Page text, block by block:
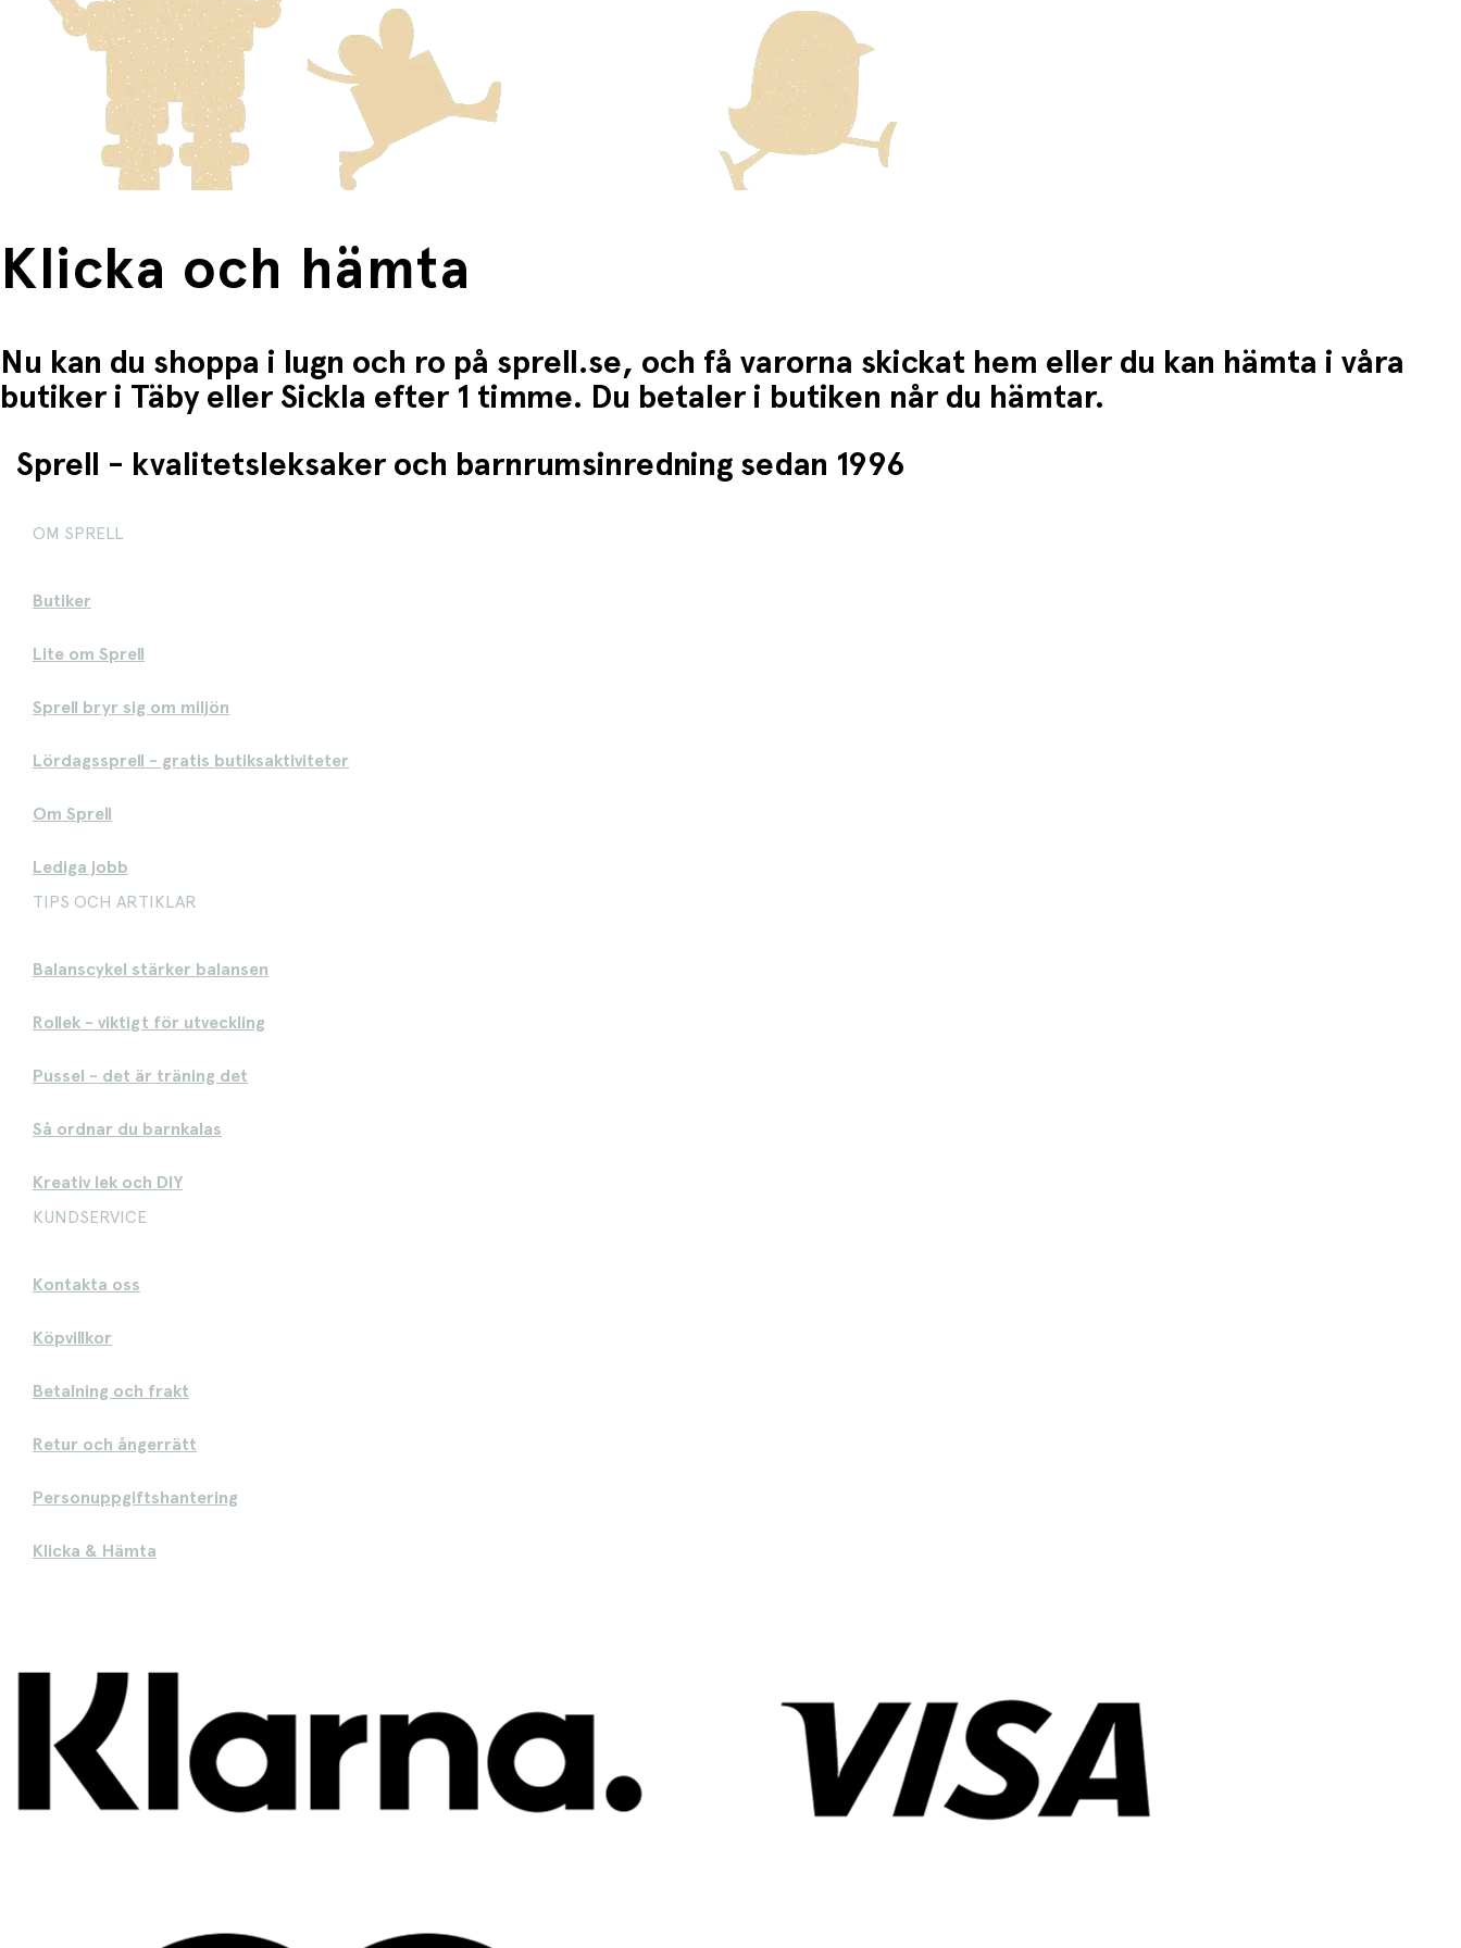
Fri frakt när du handlar för mer än 1500:-
Klicka och hämta
Nu kan du shoppa i lugn och ro på sprell.se, och få varorna skickat hem eller du kan hämta i våra
butiker i Täby eller Sickla efter 1 timme. Du betaler i butiken når du hämtar.
Sprell - kvalitetsleksaker och barnrumsinredning sedan 1996
OM SPRELL
Butiker
Lite om Sprell
Sprell bryr sig om miljön
Lördagssprell - gratis butiksaktiviteter
Om Sprell
Lediga jobb
TIPS OCH ARTIKLAR
Balanscykel stärker balansen
Rollek - viktigt för utveckling
Pussel - det är träning det
Så ordnar du barnkalas
Kreativ lek och DIY
KUNDSERVICE
Kontakta oss
Köpvillkor
Betalning och frakt
Retur och ångerrätt
Personuppgiftshantering
Klicka & Hämta